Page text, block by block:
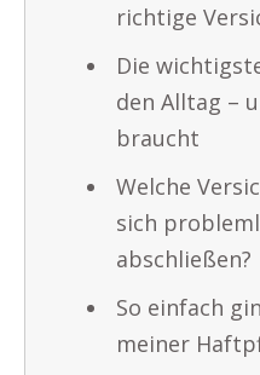
richtige
Die
den Alltag –
braucht
Welche
sich
abschließen?
So einfach
meiner